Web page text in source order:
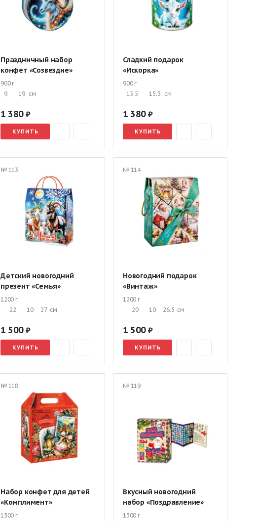
Праздничный набор
конфет «Созвездие»
900 г
9
19 см
1 380
КУПИТЬ
Сладкий подарок
«Искорка»
900 г
15.5
15.3 см
1 380
КУПИТЬ
№ 113
Детский новогодний
презент «Семья»
1200 г
22
10 27 см
1 500
КУПИТЬ
№ 114
Новогодний подарок
«Винтаж»
1200 г
20
10 26.5 см
1 500
КУПИТЬ
№ 118
Набор конфет для детей
«Комплимент»
1300 г
№ 119
Вкусный новогодний
набор «Поздравление»
1300 г